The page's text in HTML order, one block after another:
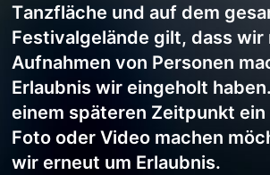
Tanzfläche und auf dem
Festivalgelände gilt, dass wir
Aufnahmen von Personen
Erlaubnis wir eingeholt
einem späteren Zeitpunkt
Foto oder Video machen
wir erneut um Erlaubnis.